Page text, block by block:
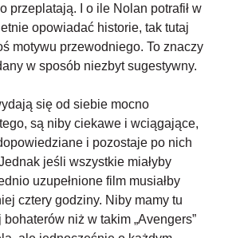
przeplatają. I o ile Nolan potrafił w
opowiadać historie, tak tutaj
motywu przewodniego. To znaczy
w sposób niezbyt sugestywny.
się od siebie mocno
są niby ciekawe i wciągające,
i pozostaje po nich
jeśli wszystkie miałyby
uzupełnione film musiałby
cztery godziny. Niby mamy tu
niż w takim „Avengers”